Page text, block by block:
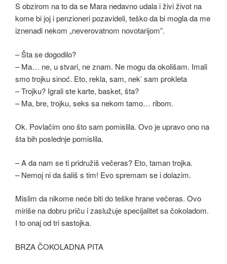
S obzirom na to da se Mara nedavno udala i živi život na
kome bi joj i penzioneri pozavideli, teško da bi mogla da me
iznenadi nekom „neverovatnom novotarijom”.
– Šta se dogodilo?
– Ma… ne, u stvari, ne znam. Ne mogu da okolišam. Imali
smo trojku sinoć. Eto, rekla, sam, nek’ sam prokleta
– Trojku? Igrali ste karte, basket, šta?
– Ma, bre, trojku, seks sa nekom tamo… ribom.
Ok. Povlačim ono što sam pomislila. Ovo je upravo ono na
šta bih poslednje pomislila.
– A da nam se ti pridružiš večeras? Eto, taman trojka.
– Nemoj ni da šališ s tim! Evo spremam se i dolazim.
Mislim da nikome neće biti do teške hrane večeras. Ovo
miriše na dobru priču i zaslužuje specijalitet sa čokoladom.
I to onaj od tri sastojka.
BRZA ČOKOLADNA PITA